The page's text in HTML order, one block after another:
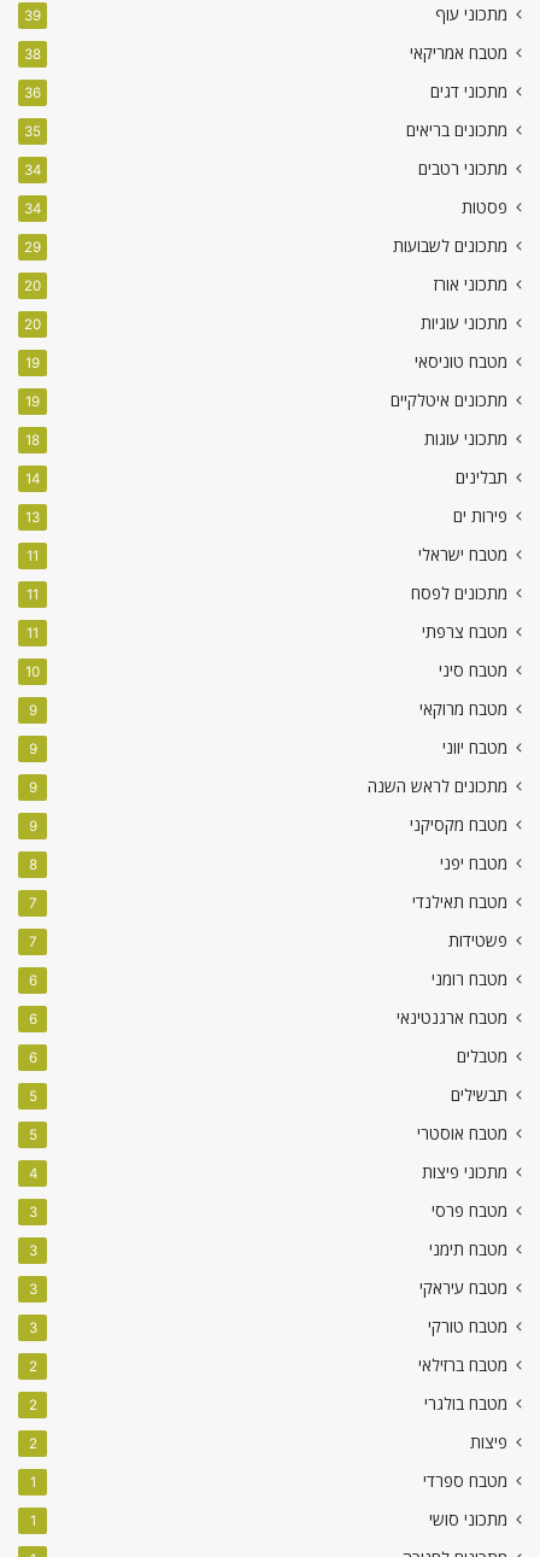
מתכוני עוף 39
מטבח אמריקאי 38
מתכוני דגים 36
מתכונים בריאים 35
מתכוני רטבים 34
פסטות 34
מתכונים לשבועות 29
מתכוני אורז 20
מתכוני עוגיות 20
מטבח טוניסאי 19
מתכונים איטלקיים 19
מתכוני עוגות 18
תבלינים 14
פירות ים 13
מטבח ישראלי 11
מתכונים לפסח 11
מטבח צרפתי 11
מטבח סיני 10
מטבח מרוקאי 9
מטבח יווני 9
מתכונים לראש השנה 9
מטבח מקסיקני 9
מטבח יפני 8
מטבח תאילנדי 7
פשטידות 7
מטבח רומני 6
מטבח ארגנטינאי 6
מטבלים 6
תבשילים 5
מטבח אוסטרי 5
מתכוני פיצות 4
מטבח פרסי 3
מטבח תימני 3
מטבח עיראקי 3
מטבח טורקי 3
מטבח ברזילאי 2
מטבח בולגרי 2
פיצות 2
מטבח ספרדי 1
מתכוני סושי 1